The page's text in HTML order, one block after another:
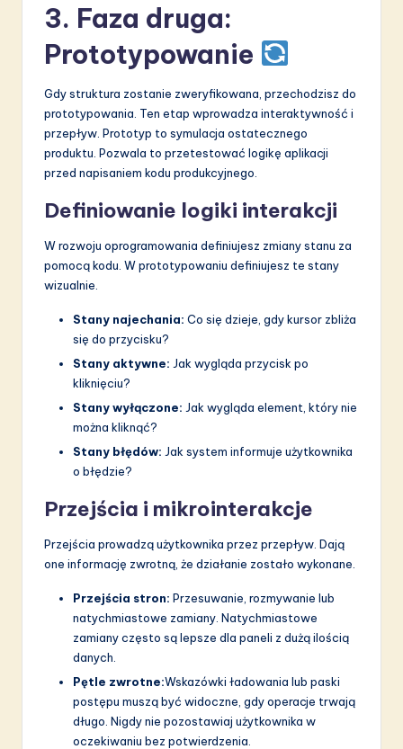
3. Faza druga:
Prototypowanie
Gdy struktura zostanie zweryfikowana, przechodzisz do
prototypowania. Ten etap wprowadza interaktywność i
przepływ. Prototyp to symulacja ostatecznego
produktu. Pozwala to przetestować logikę aplikacji
przed napisaniem kodu produkcyjnego.
Definiowanie logiki interakcji
W rozwoju oprogramowania definiujesz zmiany stanu za
pomocą kodu. W prototypowaniu definiujesz te stany
wizualnie.
Stany najechania: Co się dzieje, gdy kursor zbliża
się do przycisku?
Stany aktywne: Jak wygląda przycisk po
kliknięciu?
Stany wyłączone: Jak wygląda element, który nie
można kliknąć?
Stany błędów: Jak system informuje użytkownika
o błędzie?
Przejścia i mikrointerakcje
Przejścia prowadzą użytkownika przez przepływ. Dają
one informację zwrotną, że działanie zostało wykonane.
Przejścia stron: Przesuwanie, rozmywanie lub
natychmiastowe zamiany. Natychmiastowe
zamiany często są lepsze dla paneli z dużą ilością
danych.
Pętle zwrotne:Wskazówki ładowania lub paski
postępu muszą być widoczne, gdy operacje trwają
długo. Nigdy nie pozostawiaj użytkownika w
oczekiwaniu bez potwierdzenia.